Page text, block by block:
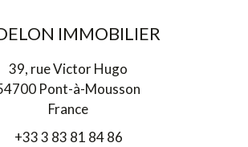
IMMOBILIER
39, rue Victor Hugo
Pont-à-Mousson
France
+33 3 83 81 84 86